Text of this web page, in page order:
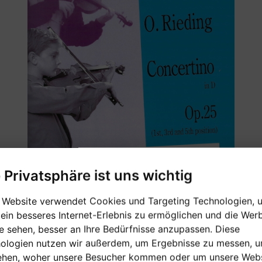
Privatsphäre ist uns wichtig
Website verwendet Cookies und Targeting Technologien,
besseres Internet-Erlebnis zu ermöglichen und die
sehen, besser an Ihre Bedürfnisse anzupassen. Diese
nutzen wir außerdem, um Ergebnisse zu messen,
woher unsere Besucher kommen oder um unsere
[sofort verfügbar]
Verkaufspreis: